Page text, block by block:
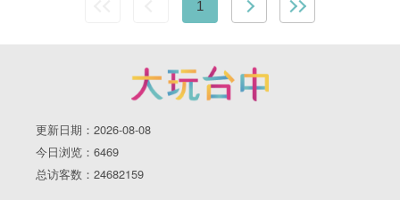
1
更新日期：2026-08-08
今日浏览：6469
总访客数：24682159